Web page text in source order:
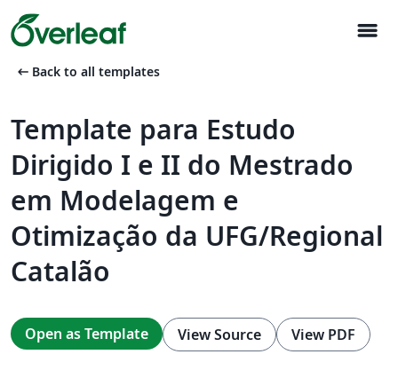
menu
arrow_left_alt Back to all templates
Template para Estudo
Dirigido I e II do Mestrado
em Modelagem e
Otimização da UFG/Regional
Catalão
Open as Template View Source View PDF